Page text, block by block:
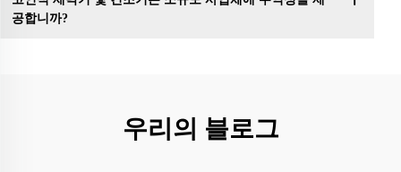
공합니까?
우리의 블로그